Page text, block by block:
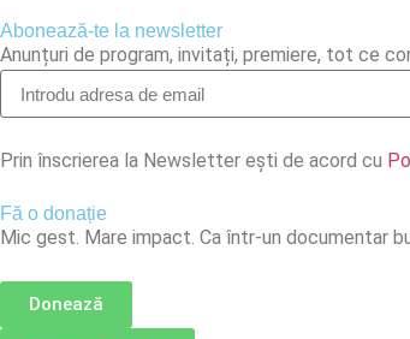
Abonează-te la newsletter
Anunțuri de program, invitați, premiere, tot ce
Prin înscrierea la Newsletter ești de acord cu
Fă o donație
Mic gest. Mare impact. Ca într-un documentar
Donează